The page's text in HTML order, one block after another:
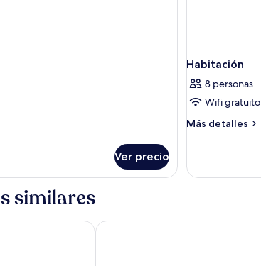
Ver precio
Habitación
8 personas
Wifi gratuito
Más detalles
Más
similares
Hotel Sea Avenue